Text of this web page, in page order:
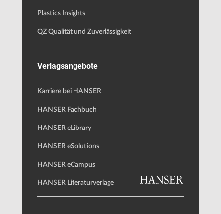
Plastics Insights
QZ Qualität und Zuverlässigkeit
Verlagsangebote
Karriere bei HANSER
HANSER Fachbuch
HANSER eLibrary
HANSER eSolutions
HANSER eCampus
HANSER Literaturverlage